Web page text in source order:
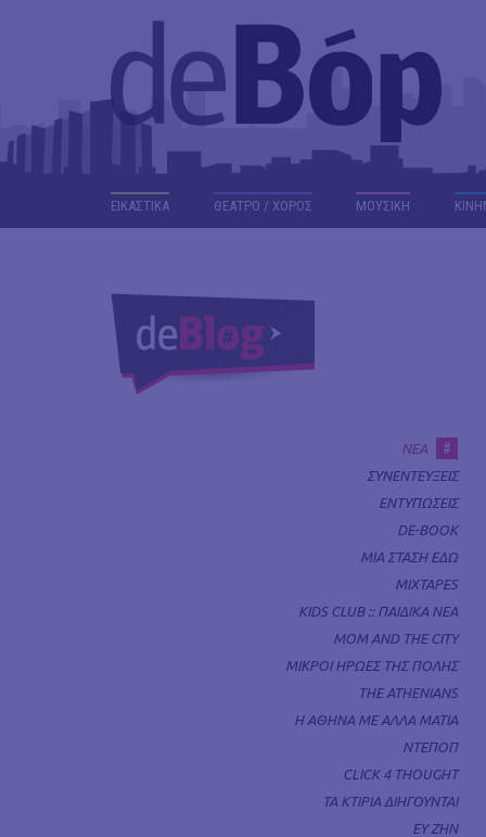
ΕΙΚΑΣΤΙΚΑ ΘΕΑΤΡΟ / ΧΟΡΟΣ ΜΟΥΣΙΚΗ
ΝΕΑ #
ΣΥΝΕΝΤΕΥΞΕΙΣ
ΕΝΤΥΠΩΣΕΙΣ
DE-BOOK
ΜΙΑ ΣΤΑΣΗ ΕΔΩ
MIXTAPES
KIDS CLUB :: ΠΑΙΔΙΚΑ ΝΕΑ
MOM AND THE CITY
ΜΙΚΡΟΙ ΗΡΩΕΣ ΤΗΣ ΠΟΛΗΣ
THE ATHENIANS
Η ΑΘΗΝΑ ΜΕ ΑΛΛΑ ΜΑΤΙΑ
ΝΤΕΠΟΠ
CLICK 4 THOUGHT
ΤΑ ΚΤΙΡΙΑ ΔΙΗΓΟΥΝΤΑΙ
ΕΥ ΖΗΝ